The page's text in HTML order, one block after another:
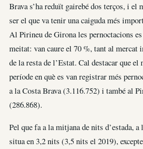
Brava s’ha reduït gairebé dos terços, i el
ser el que va tenir una caiguda més
Al Pirineu de Girona les pernoctacions
meitat: van caure el 70 %, tant al mercat
de la resta de l’Estat. Cal destacar que el
període en què es van registrar més
a la Costa Brava (3.116.752) i també al
(286.868).
Pel que fa a la mitjana de nits d’estada, a
situa en 3,2 nits (3,5 nits el 2019),